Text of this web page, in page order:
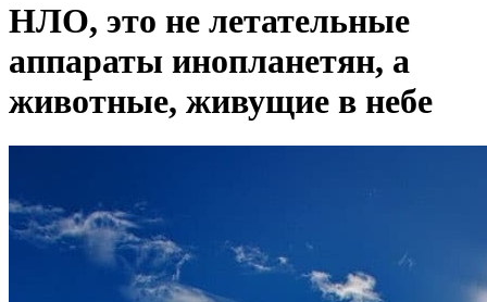
НЛО, это не летательные
аппараты инопланетян, а
животные, живущие в небе